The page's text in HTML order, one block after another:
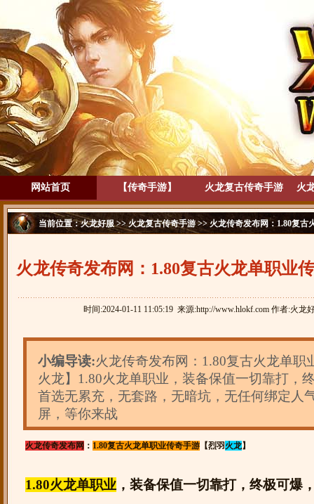
网站首页 【传奇手游】 火龙复古传奇手游 火
当前位置：火龙好服>>火龙复古传奇手游>> 火龙传奇发布网：1.80复古
火龙传奇发布网：1.80复古火龙单职业
龙】
时间:2024-01-11 11:05:19 来源:http://www.hlokf.com 作者:火龙
小编导读:火龙传奇发布网：1.80复古火龙单职
火龙】1.80火龙单职业，装备保值一切靠打，
首选无累充，无套路，无暗坑，无任何绑定人
屏，等你来战
火龙传奇发布网 ： 1.80复古火龙单职业传奇手游【烈羽 火龙】
1.80火龙单职业，装备保值一切靠打，终极可爆